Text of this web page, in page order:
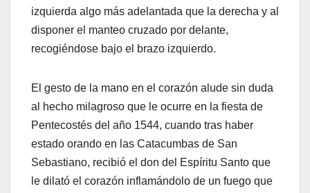
izquierda algo más adelantada que la derecha y al
disponer el manteo cruzado por delante,
recogiéndose bajo el brazo izquierdo.
El gesto de la mano en el corazón alude sin duda
al hecho milagroso que le ocurre en la fiesta de
Pentecostés del año 1544, cuando tras haber
estado orando en las Catacumbas de San
Sebastiano, recibió el don del Espíritu Santo que
le dilató el corazón inflamándolo de un fuego que